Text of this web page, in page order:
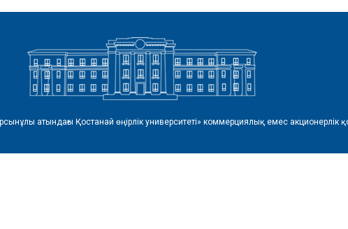
атындағы Қостанай өңірлік университеті» коммерциялық емес акционерлік